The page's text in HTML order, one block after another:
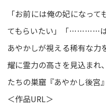
「お前には俺の妃になっ
てもらいたい」「…………は
あやかしが視える稀有な力
耀に霊力の高さを見込まれ
たちの巣窟『あやかし後宮
＜作品URL＞